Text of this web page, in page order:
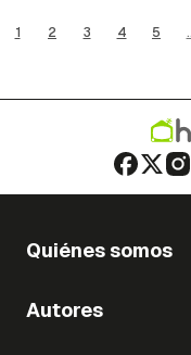
1 2 3 4 5
Quiénes somos
Autores